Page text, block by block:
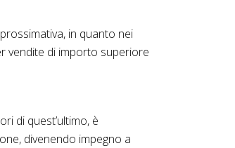
in quanto nei
vendite di importo superiore
di quest’ultimo, è
divenendo impegno a